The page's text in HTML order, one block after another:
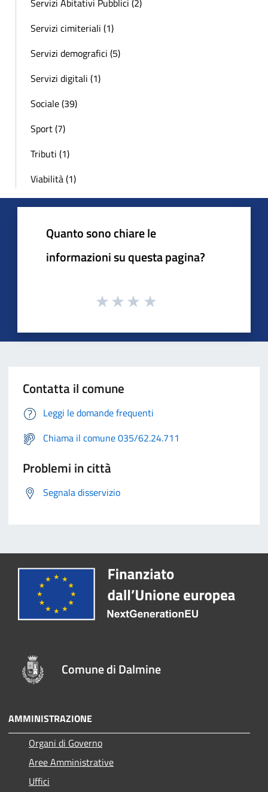
Servizi Abitativi Pubblici (2)
Servizi cimiteriali (1)
Servizi demografici (5)
Servizi digitali (1)
Sociale (39)
Sport (7)
Tributi (1)
Viabilità (1)
Quanto sono chiare le
informazioni su questa pagina?
Contatta il comune
Leggi le domande frequenti
Chiama il comune 035/62.24.711
Problemi in città
Segnala disservizio
Comune di Dalmine
AMMINISTRAZIONE
Organi di Governo
Aree Amministrative
Uffici